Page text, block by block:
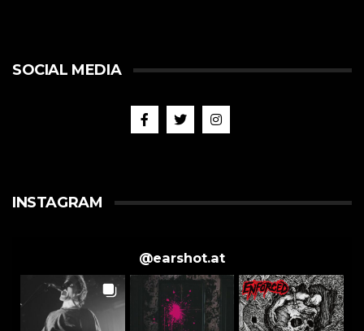
SOCIAL MEDIA
INSTAGRAM
@earshot.at